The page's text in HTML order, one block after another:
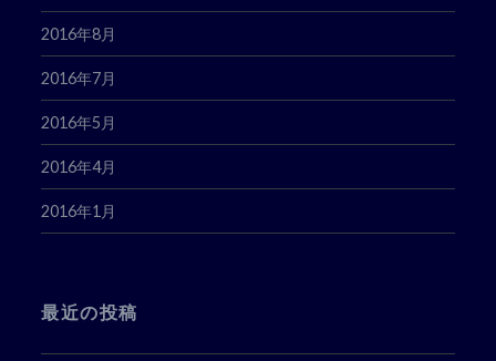
2016年8月
2016年7月
2016年5月
2016年4月
2016年1月
最近の投稿